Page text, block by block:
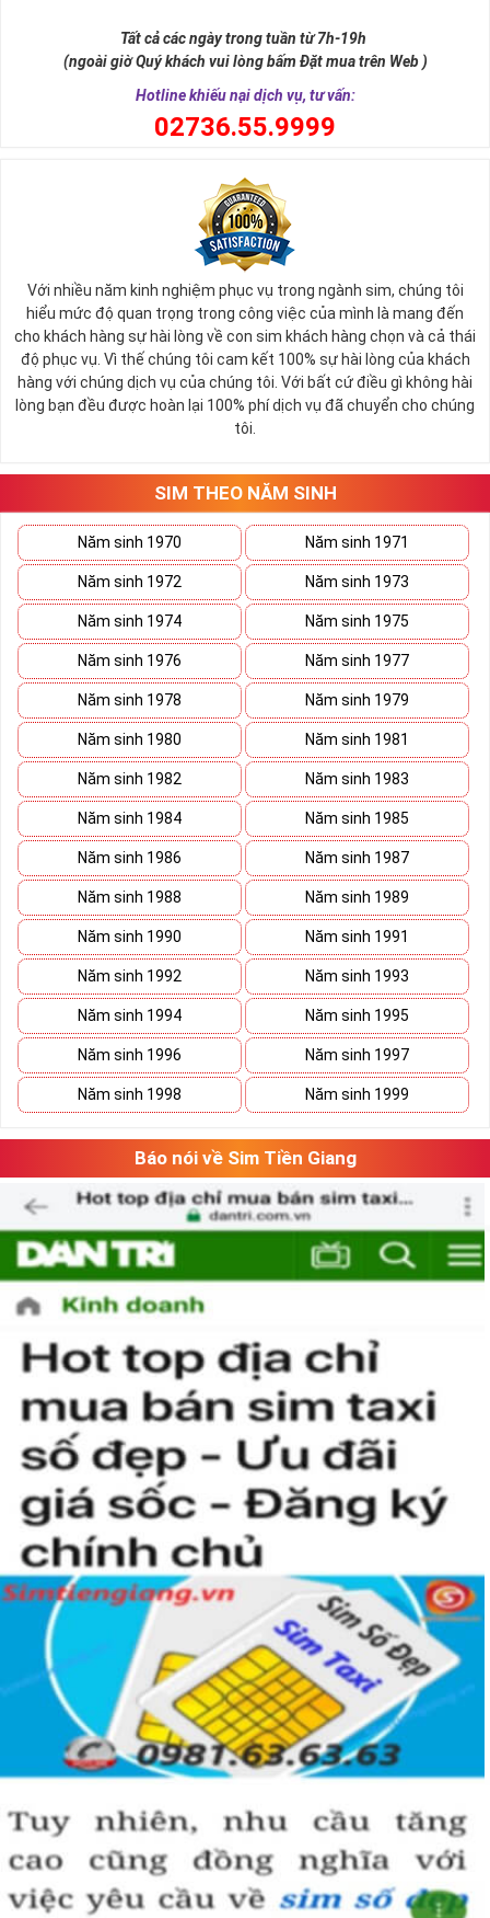
Tất cả các ngày trong tuần từ 7h-19h
(ngoài giờ Quý khách vui lòng bấm Đặt mua trên Web )
Hotline khiếu nại dịch vụ, tư vấn:
02736.55.9999
Với nhiều năm kinh nghiệm phục vụ trong ngành sim, chúng tôi
hiểu mức độ quan trọng trong công việc của mình là mang đến
cho khách hàng sự hài lòng về con sim khách hàng chọn và cả thái
độ phục vụ. Vì thế chúng tôi cam kết 100% sự hài lòng của khách
hàng với chúng dịch vụ của chúng tôi. Với bất cứ điều gì không hài
lòng bạn đều được hoàn lại 100% phí dịch vụ đã chuyển cho chúng
tôi.
SIM THEO NĂM SINH
Năm sinh 1970 Năm sinh 1971
Năm sinh 1972 Năm sinh 1973
Năm sinh 1974 Năm sinh 1975
Năm sinh 1976 Năm sinh 1977
Năm sinh 1978 Năm sinh 1979
Năm sinh 1980 Năm sinh 1981
Năm sinh 1982 Năm sinh 1983
Năm sinh 1984 Năm sinh 1985
Năm sinh 1986 Năm sinh 1987
Năm sinh 1988 Năm sinh 1989
Năm sinh 1990 Năm sinh 1991
Năm sinh 1992 Năm sinh 1993
Năm sinh 1994 Năm sinh 1995
Năm sinh 1996 Năm sinh 1997
Năm sinh 1998 Năm sinh 1999
Báo nói về Sim Tiền Giang